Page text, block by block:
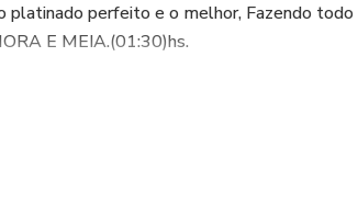
platinado perfeito e o melhor, Fazendo todo
E MEIA.(01:30)hs.